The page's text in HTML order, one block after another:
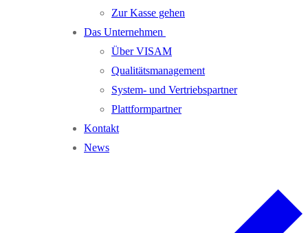
Zur Kasse gehen
Das Unternehmen
Über VISAM
Qualitätsmanagement
System- und Vertriebspartner
Plattformpartner
Kontakt
News